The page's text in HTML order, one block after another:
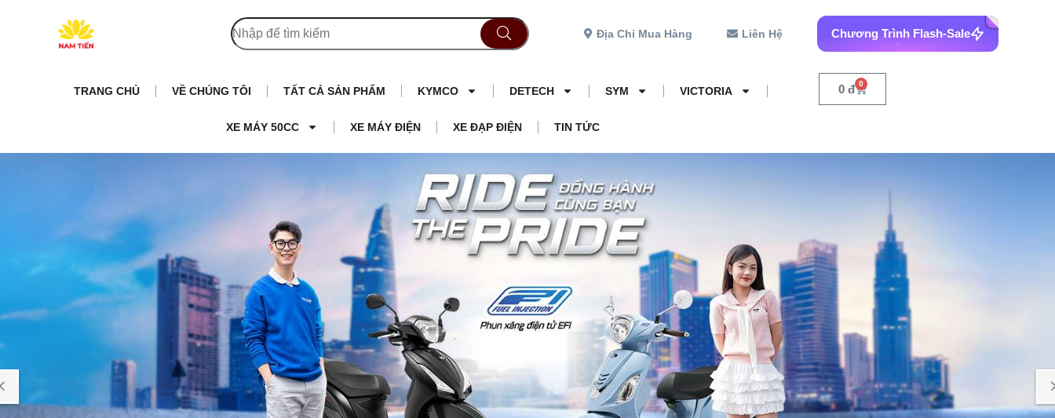
Địa Chỉ Mua Hàng Liên Hệ Chương Trình Flash-Sale
TRANG CHỦ VỀ CHÚNG TÔI TẤT CẢ SẢN PHẨM KYMCO DETECH SYM VICTORIA
XE MÁY 50CC XE MÁY ĐIỆN XE ĐẠP ĐIỆN TIN TỨC
0 đ 0